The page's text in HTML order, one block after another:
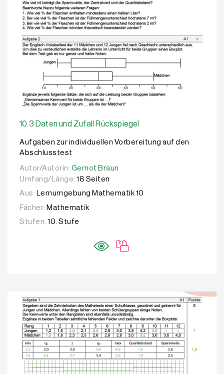
10.3 Daten und Zufall Rückspiegel
Aufgaben zur individuellen Vorbereitung auf den
Abschlusstest
Autor/Autorin: Gernot Braun
Autor/Autorin: Gernot Braun
Umfang/Länge: 18 Seiten
Aus: Lernumgebung Mathematik 10
Fächer: Mathematik
Stufen: 10. Stufe